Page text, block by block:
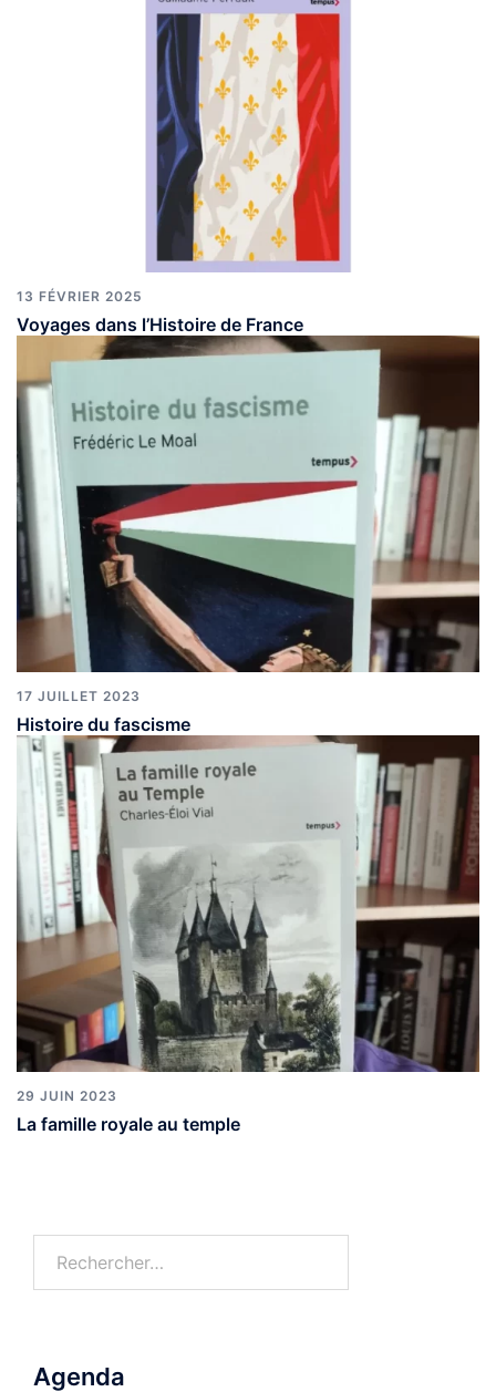
13 FÉVRIER 2025
Voyages dans l’Histoire de France
17 JUILLET 2023
Histoire du fascisme
29 JUIN 2023
La famille royale au temple
Agenda